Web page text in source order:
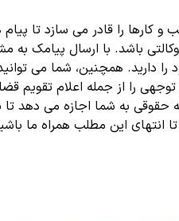
را قادر می سازد تا
باشد. با ارسال پیامک
را دارید. همچنین، شما می
را از جمله اعلام
حقوقی به شما اجازه می ‌دهد
انتهای این مطلب همراه ما